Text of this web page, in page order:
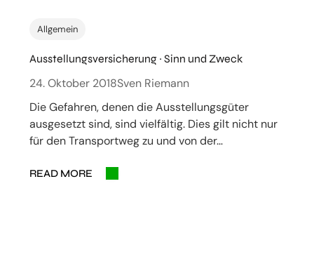
Allgemein
Ausstellungsversicherung ~ Sinn und Zweck
24. Oktober 2018Sven Riemann
Die Gefahren, denen die Ausstellungsgüter
ausgesetzt sind, sind vielfältig. Dies gilt nicht nur
für den Transportweg zu und von der…
READ MORE